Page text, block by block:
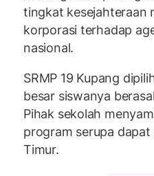
tingkat kesejahteraan
korporasi terhadap
nasional.
SRMP 19 Kupang
besar siswanya
Pihak sekolah
program serupa dapat
Timur.